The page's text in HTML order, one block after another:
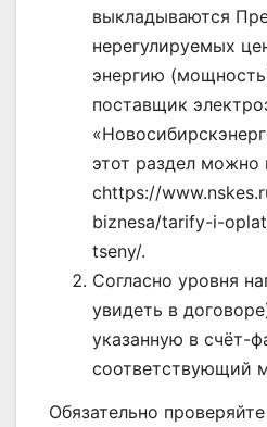
выкладываются
нерегулируемых
энергию
поставщик
этот раздел можно
сhttps://
biznesa/tarify-i-
tseny/.
Согласно уровня
увидеть в
указанную в счёт-
соответствующий
Обязательно